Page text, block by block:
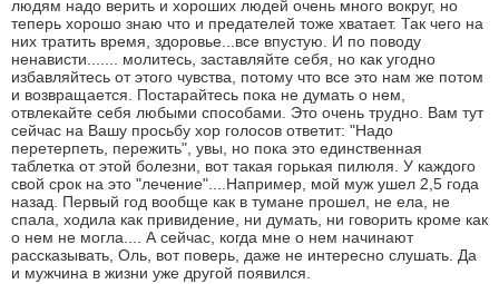
людям надо верить и хороших людей очень много вокруг, но
теперь хорошо знаю что и предателей тоже хватает. Так чего на
них тратить время, здоровье...все впустую. И по поводу
ненависти....... молитесь, заставляйте себя, но как угодно
избавляйтесь от этого чувства, потому что все это нам же потом
и возвращается. Постарайтесь пока не думать о нем,
отвлекайте себя любыми способами. Это очень трудно. Вам тут
сейчас на Вашу просьбу хор голосов ответит: "Надо
перетерпеть, пережить", увы, но пока это единственная
таблетка от этой болезни, вот такая горькая пилюля. У каждого
свой срок на это "лечение"....Например, мой муж ушел 2,5 года
назад. Первый год вообще как в тумане прошел, не ела, не
спала, ходила как привидение, ни думать, ни говорить кроме как
о нем не могла.... А сейчас, когда мне о нем начинают
рассказывать, Оль, вот поверь, даже не интересно слушать. Да
и мужчина в жизни уже другой появился.